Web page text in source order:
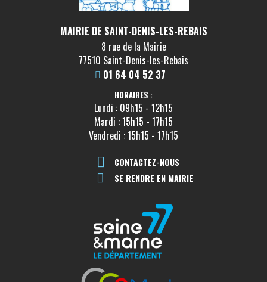
MAIRIE DE SAINT-DENIS-LES-REBAIS
8 rue de la Mairie
77510 Saint-Denis-les-Rebais
01 64 04 52 37
HORAIRES :
Lundi : 09h15 - 12h15
Mardi : 15h15 - 17h15
Vendredi : 15h15 - 17h15
CONTACTEZ-NOUS
SE RENDRE EN MAIRIE